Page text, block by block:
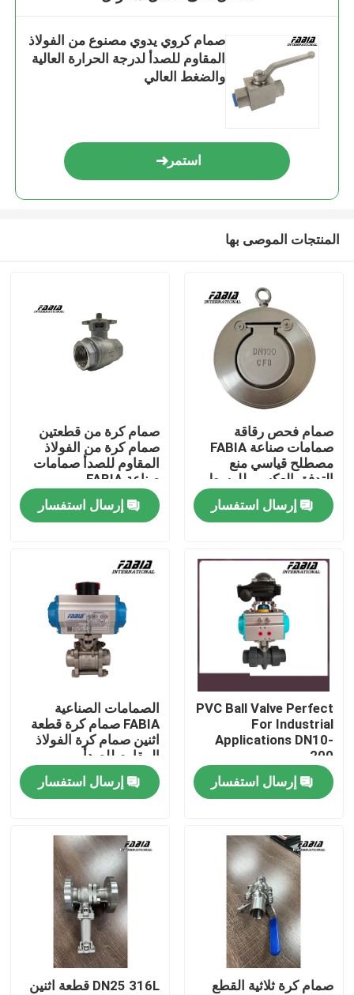
المنتجات
فيديوهات
جولة في المعمل
مراقبة الجودة
اتصل بنا
اطلب اقتباس
صمام الكرة الهوائية
صمام الفراشة الهوائي
صمام كروي يدوي مصنوع من الفولاذ
المقاوم للصدأ لدرجة الحرارة العالية
والضغط العالي
استمر
المنتجات الموصى بها
صمام فحص رقاقة
صمامات صناعة FABIA
مصطلح قياسي منع
التدفق العكسي للوسط
إرسال استفسار
صمام كرة من قطعتين
صمام كرة من الفولاذ
المقاوم للصدأ صمامات
صناعة FABIA
إرسال استفسار
PVC Ball Valve Perfect
For Industrial
Applications DN10-
200
إرسال استفسار
الصمامات الصناعية
FABIA صمام كرة قطعة
اثنين صمام كرة الفولاذ
المقاوم للصدأ
إرسال استفسار
صمام كرة ثلاثية القطع
DN25 316L قطعة اثنين